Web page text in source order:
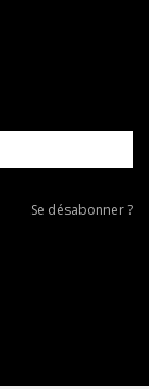
Se
Se désabonner ?